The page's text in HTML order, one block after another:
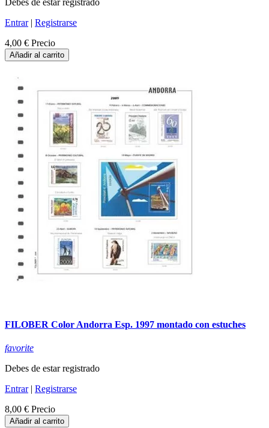
Entrar| Registrarse
4,00 € Precio
Añadir al carrito
FILOBER Color Andorra Esp. 1997 montado con estuches
favorite
Debes de estar registrado
Entrar| Registrarse
8,00 € Precio
Añadir al carrito